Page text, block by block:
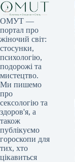
ОМУТ —
портал про
жіночий світ:
стосунки,
психологію,
подорожі та
мистецтво.
Ми пишемо
про
сексологію та
здоров'я, а
також
публікуємо
гороскопи для
тих, хто
цікавиться